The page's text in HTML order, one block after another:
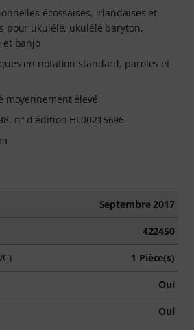
écossaises, irlandaises et
pour ukulélé, ukulélé baryton,
et banjo
en notation standard, paroles et
moyennement élevé
n° d'édition HL00215696
Septembre 2017
422450
1 Pièce(s)
Oui
Oui